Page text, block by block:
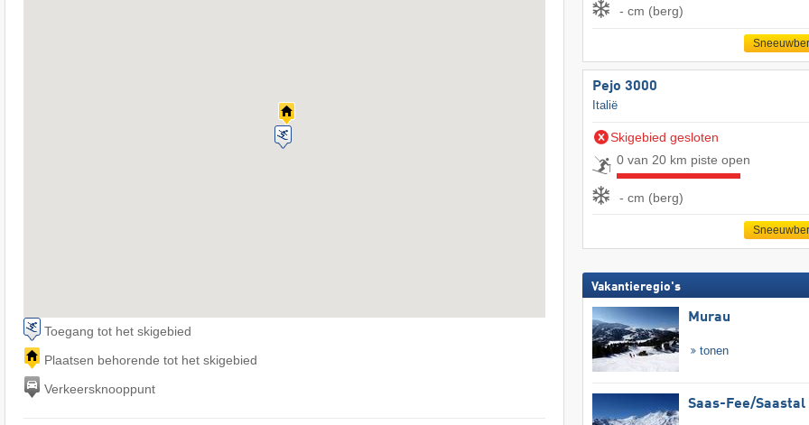
Toegang tot het skigebied
Plaatsen behorende tot het skigebied
Verkeersknooppunt
- cm (berg)
Pejo 3000
Italië
Skigebied gesloten
0 van 20 km piste open
- cm (berg)
Vakantieregio's
Murau
tonen
Saas-Fee/​Saastal